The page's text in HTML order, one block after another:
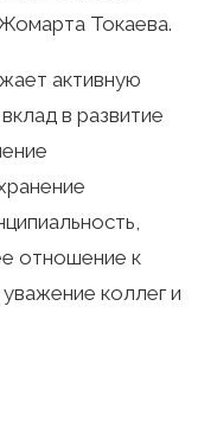
Токаева.
активную
в развитие
отношение к
коллег и